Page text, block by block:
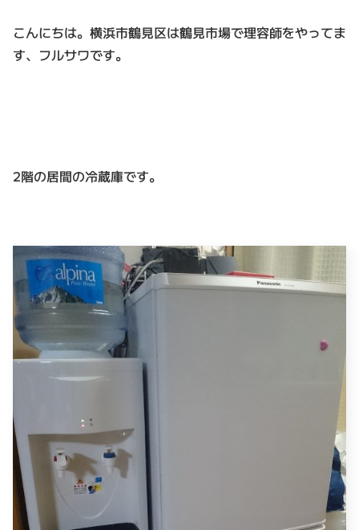
こんにちは。横浜市鶴見区は鶴見市場で理容師をやってま
す、フルサワです。
2階の居間の冷蔵庫です。